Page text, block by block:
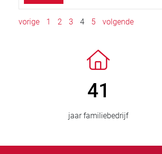
vorige 1 2 3 4 5 volgende
> 3.500.000
verkochte eenheden